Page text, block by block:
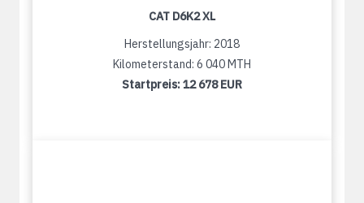
CAT D6K2 XL
Herstellungsjahr: 2018
Kilometerstand: 6 040 MTH
Startpreis:12 678 EUR